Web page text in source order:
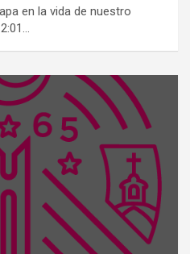
en la vida de nuestro